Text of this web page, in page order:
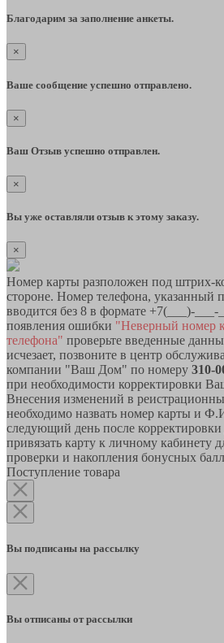
Благодарим за заполнение анкеты.
×
Ваше сообщение успешно отправлено.
×
Ваш Отзыв успешно отправлен.
×
Вы уже оставляли отзыв к этому заказу.
×
Номер карты разположен под штрих-
стороне. Номер телефона, указанный
вводится без 8 в формате +7(___)-___-
появления ошибки "Неверный номер
телефона" проверьте введенные
исчезает, позвоните в центр
компании "Ваш Дом" по номеру 310-
при необходимости корректировки
Внесения изменений в
необходимо назвать номер карты и
следующий день после
привязать карту к личному кабинету
проверки и накопления бонусных
Поступление товара
Вы подписаны на рассылку
Вы отписаны от рассылки